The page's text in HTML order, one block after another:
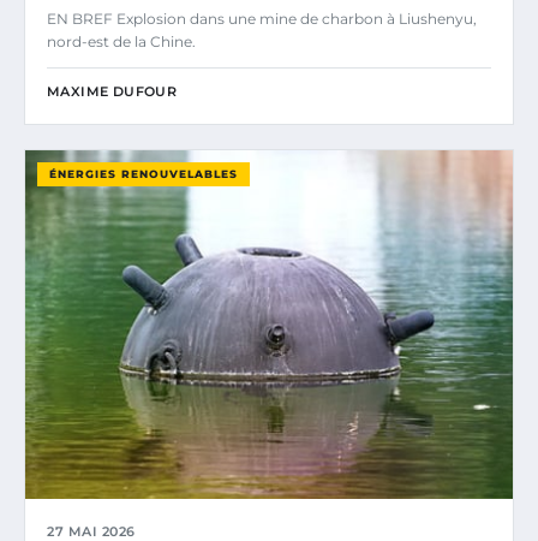
EN BREF Explosion dans une mine de charbon à Liushenyu,
nord-est de la Chine.
MAXIME DUFOUR
ÉNERGIES RENOUVELABLES
27 MAI 2026